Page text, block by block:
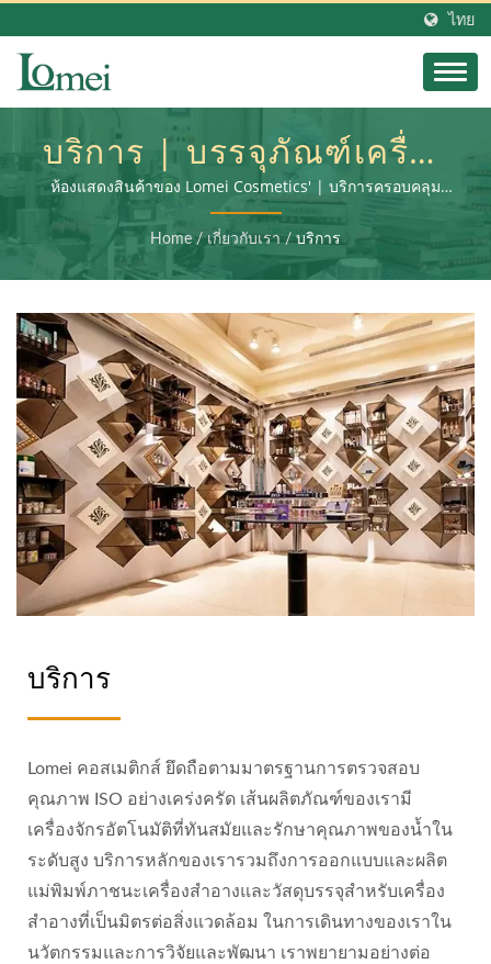
ไทย
บริการ | บรรจุภัณฑ์เครื่อง
สำอางที่ยั่งยืนของไต้หวัน:
การผสมผสานระหว่าง
สไตล์และความรับผิดชอบ
ทางสิ่งแวดล้อม | LOMEI
ห้องแสดงสินค้าของ Lomei Cosmetics' | บริการครอบคลุม
การผลิตบรรจุภัณฑ์เครื่องสำอางค์ การประมวลผลรอง และการ
ประกอบผลิตภัณฑ์สุดท้าย
Home / เกี่ยวกับเรา / บริการ
บริการ
Lomei คอสเมติกส์ ยึดถือตามมาตรฐานการตรวจสอบ
คุณภาพ ISO อย่างเคร่งครัด เส้นผลิตภัณฑ์ของเรามี
เครื่องจักรอัตโนมัติที่ทันสมัยและรักษาคุณภาพของน้ำใน
ระดับสูง บริการหลักของเรารวมถึงการออกแบบและผลิต
แม่พิมพ์ภาชนะเครื่องสำอางและวัสดุบรรจุสำหรับเครื่อง
สำอางที่เป็นมิตรต่อสิ่งแวดล้อม ในการเดินทางของเราใน
นวัตกรรมและการวิจัยและพัฒนา เราพยายามอย่างต่อ